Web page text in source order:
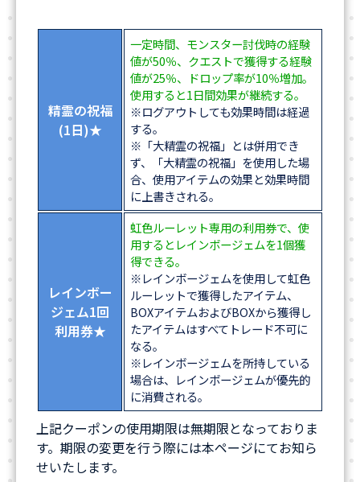
精霊の祝福
(1日)★
一定時間、モンスター討伐時の経験
値が50％、クエストで獲得する経験
値が25％、ドロップ率が10％増加。
使用すると1日間効果が継続する。
※ログアウトしても効果時間は経過
する。
※「大精霊の祝福」とは併用でき
ず、「大精霊の祝福」を使用した場
合、使用アイテムの効果と効果時間
に上書きされる。
レインボー
ジェム1回
利用券★
虹色ルーレット専用の利用券で、使
用するとレインボージェムを1個獲
得できる。
※レインボージェムを使用して虹色
ルーレットで獲得したアイテム、
BOXアイテムおよびBOXから獲得し
たアイテムはすべてトレード不可に
なる。
※レインボージェムを所持している
場合は、レインボージェムが優先的
に消費される。
上記クーポンの使用期限は無期限となっておりま
す。期限の変更を行う際には本ページにてお知ら
せいたします。